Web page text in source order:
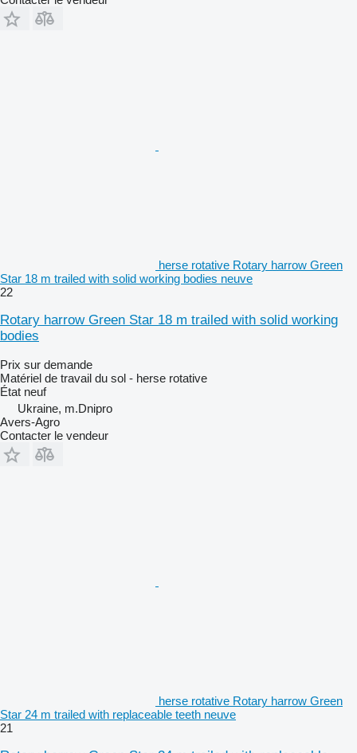
herse rotative Rotary harrow Green
Star 18 m trailed with solid working bodies neuve
22
Rotary harrow Green Star 18 m trailed with solid working
bodies
Prix sur demande
Matériel de travail du sol - herse rotative
État neuf
Ukraine, m.Dnipro
Avers-Agro
Contacter le vendeur
herse rotative Rotary harrow Green
Star 24 m trailed with replaceable teeth neuve
21